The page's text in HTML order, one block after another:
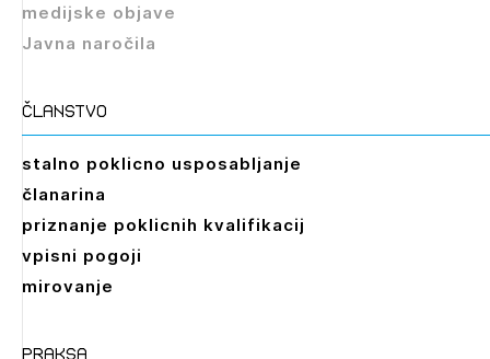
medijske objave
Javna naročila
članstvo
stalno poklicno usposabljanje
članarina
priznanje poklicnih kvalifikacij
vpisni pogoji
mirovanje
praksa